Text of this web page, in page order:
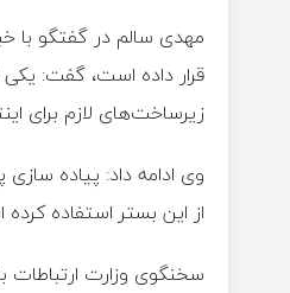
مهدی سالم در گفتگو با
قرار داده است، گفت: یکی
زیرساخت‌های لازم برای
از این بستر استفاده کرده
سخنگوی وزارت ارتباطات